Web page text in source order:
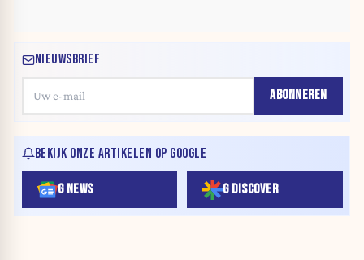
NIEUWSBRIEF
ABONNEREN
BEKIJK ONZE ARTIKELEN OP GOOGLE
G NEWS G DISCOVER